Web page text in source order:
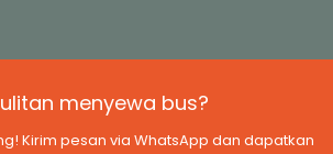
menyewa bus?
Kirim pesan via WhatsApp dan dapatkan